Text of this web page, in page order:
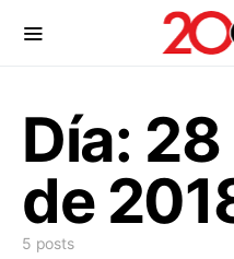
Día: 28
de
5 posts